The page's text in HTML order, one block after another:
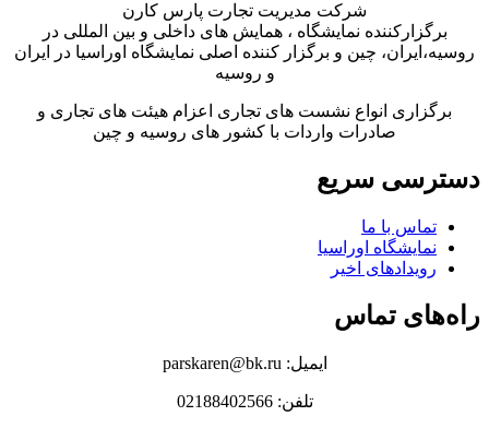
شرکت مدیریت تجارت پارس کارن
برگزارکننده نمایشگاه ، همایش های داخلی و بین المللی در
روسیه،ایران، چین و برگزار کننده اصلی نمایشگاه اوراسیا در ایران
و روسیه
برگزاری انواع نشست های تجاری اعزام هیئت های تجاری و
صادرات واردات با کشور های روسیه و چین
دسترسی سریع
تماس با ما
نمایشگاه اوراسیا
رویدادهای اخیر
راه‌های تماس
ایمیل: parskaren@bk.ru
تلفن: 02188402566